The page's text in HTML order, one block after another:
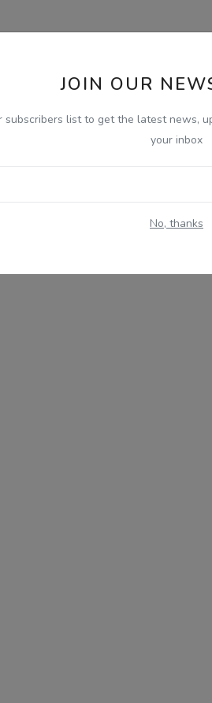
JOIN OUR
subscribers list to get the latest news,
your inbox
No, thanks